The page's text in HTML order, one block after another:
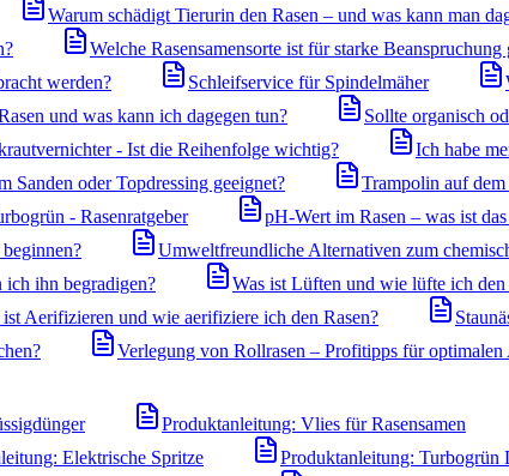
Warum schädigt Tierurin den Rasen – und was kann man
Welche Rasensamensorte ist für starke Beanspruchung
werden?
Schleifservice für Spindelmäher
und was kann ich dagegen tun? Sollte organisch
- Ist die Reihenfolge wichtig?
Ich habe
Sanden oder Topdressing geeignet?
Trampolin auf dem
- Rasenratgeber pH-Wert im Rasen – was ist
Umweltfreundliche Alternativen zum
ich ihn begradigen? Was ist Lüften und wie lüfte ich den
ist Aerifizieren und wie aerifiziere ich den Rasen?
Verlegung von Rollrasen – Profitipps für
Produktanleitung: Vlies für Rasensamen
Elektrische Spritze Produktanleitung: Turbogrün